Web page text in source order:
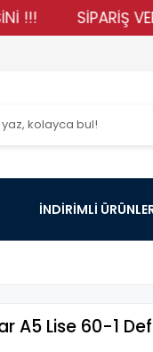
SİPARİŞ
İNDİRİMLİ
A5 Lise 60-1